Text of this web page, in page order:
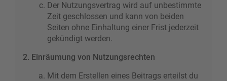
Der Nutzungsvertrag wird auf unbestimmte
Zeit geschlossen und kann von beiden
Seiten ohne Einhaltung einer Frist jederzeit
gekündigt werden.
2. Einräumung von Nutzungsrechten
Mit dem Erstellen eines Beitrags erteilst du